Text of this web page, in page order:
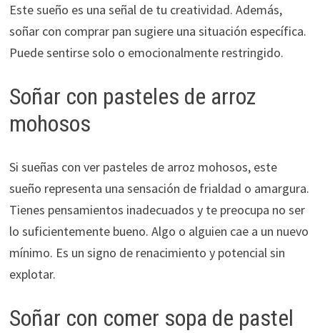
Este sueño es una señal de tu creatividad. Además,
soñar con comprar pan sugiere una situación específica.
Puede sentirse solo o emocionalmente restringido.
Soñar con pasteles de arroz
mohosos
Si sueñas con ver pasteles de arroz mohosos, este
sueño representa una sensación de frialdad o amargura.
Tienes pensamientos inadecuados y te preocupa no ser
lo suficientemente bueno. Algo o alguien cae a un nuevo
mínimo. Es un signo de renacimiento y potencial sin
explotar.
Soñar con comer sopa de pastel